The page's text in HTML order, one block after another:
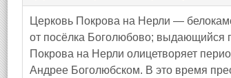
Церковь Покрова на Нерли —
от посёлка Боголюбово; выдающийся
Покрова на Нерли олицетворяет
Андрее Боголюбском. В это время